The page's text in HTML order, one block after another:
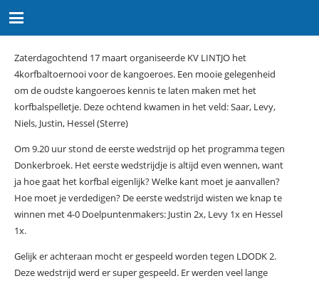
Zaterdagochtend 17 maart organiseerde KV LINTJO het
4korfbaltoernooi voor de kangoeroes. Een mooie gelegenheid
om de oudste kangoeroes kennis te laten maken met het
korfbalspelletje. Deze ochtend kwamen in het veld: Saar, Levy,
Niels, Justin, Hessel (Sterre)
Om 9.20 uur stond de eerste wedstrijd op het programma tegen
Donkerbroek. Het eerste wedstrijdje is altijd even wennen, want
ja hoe gaat het korfbal eigenlijk? Welke kant moet je aanvallen?
Hoe moet je verdedigen? De eerste wedstrijd wisten we knap te
winnen met 4-0 Doelpuntenmakers: Justin 2x, Levy 1x en Hessel
1x.
Gelijk er achteraan mocht er gespeeld worden tegen LDODK 2.
Deze wedstrijd werd er super gespeeld. Er werden veel lange